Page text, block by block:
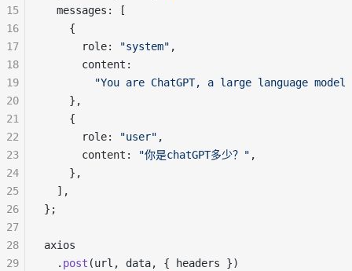
  messages: [
    {
      role:
"system" ,
      content:
"You are ChatGPT, a large language
    },
    {
      role:
"user" ,
      content:
"你是chatGPT多少？" ,
    },
  ],
};
axios
  .
post (url, data, { headers })
15
16
17
18
19
20
21
22
23
24
25
26
27
28
29